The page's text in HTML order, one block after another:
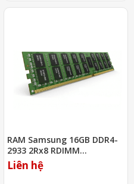
RAM Samsung 16GB DDR4-
2933 2Rx8 RDIMM
(M393A2K43CB2-CVF)
Liên hệ